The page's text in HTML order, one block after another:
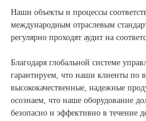
Наши объекты и процессы
международным отраслевым
регулярно проходят аудит на
Благодаря глобальной системе
гарантируем, что наши клиенты по
высококачественные, надежные
осознаем, что наше оборудование
безопасно и эффективно в течение